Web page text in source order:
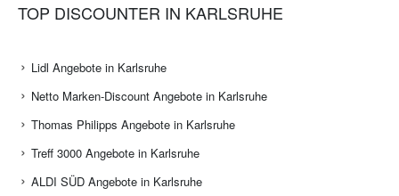
TOP DISCOUNTER IN KARLSRUHE
Lidl Angebote in Karlsruhe
Netto Marken-Discount Angebote in Karlsruhe
Thomas Philipps Angebote in Karlsruhe
Treff 3000 Angebote in Karlsruhe
ALDI SÜD Angebote in Karlsruhe